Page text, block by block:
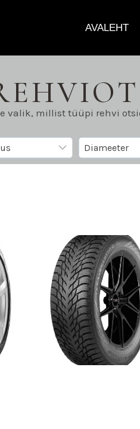
AVALEHT
valik, millist tüüpi rehvi